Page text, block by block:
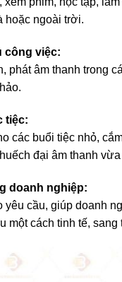
hoặc ngoài trời.
công việc:
phát âm thanh trong
tiệc:
các buổi tiệc nhỏ,
đại âm thanh vừa
doanh nghiệp:
yêu cầu, giúp doanh
một cách tinh tế, sang